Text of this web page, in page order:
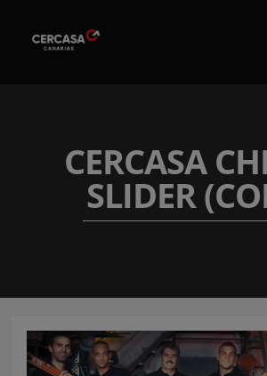
CERCASA
SLIDER